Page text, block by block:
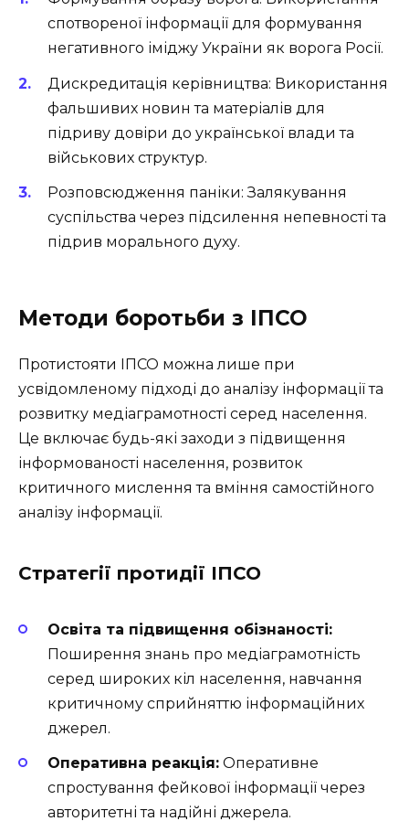
спотвореної інформації для формування
негативного іміджу України як ворога Росії.
Дискредитація керівництва: Використання
фальшивих новин та матеріалів для
підриву довіри до української влади та
військових структур.
Розповсюдження паніки: Залякування
суспільства через підсилення непевності та
підрив морального духу.
Методи боротьби з ІПСО
Протистояти ІПСО можна лише при
усвідомленому підході до аналізу інформації та
розвитку медіаграмотності серед населення.
Це включає будь-які заходи з підвищення
інформованості населення, розвиток
критичного мислення та вміння самостійного
аналізу інформації.
Стратегії протидії ІПСО
Освіта та підвищення обізнаності:
Поширення знань про медіаграмотність
серед широких кіл населення, навчання
критичному сприйняттю інформаційних
джерел.
Оперативна реакція: Оперативне
спростування фейкової інформації через
авторитетні та надійні джерела.